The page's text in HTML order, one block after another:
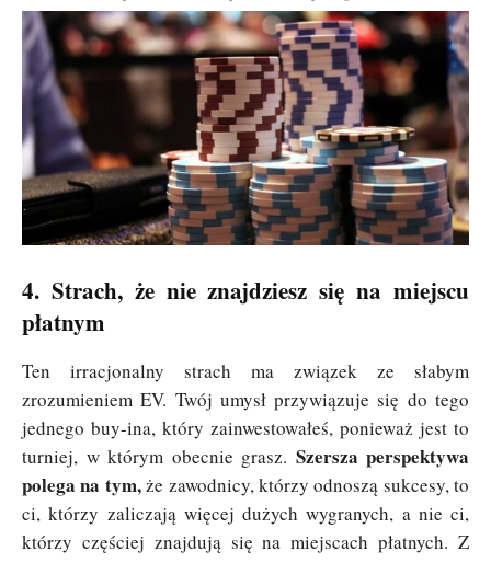
4. Strach, że nie znajdziesz się na miejscu
płatnym
Ten irracjonalny strach ma związek ze słabym
zrozumieniem EV. Twój umysł przywiązuje się do tego
jednego buy-ina, który zainwestowałeś, ponieważ jest to
turniej, w którym obecnie grasz. Szersza perspektywa
polega na tym,że zawodnicy, którzy odnoszą sukcesy, to
ci, którzy zaliczają więcej dużych wygranych, a nie ci,
którzy częściej znajdują się na miejscach płatnych. Z